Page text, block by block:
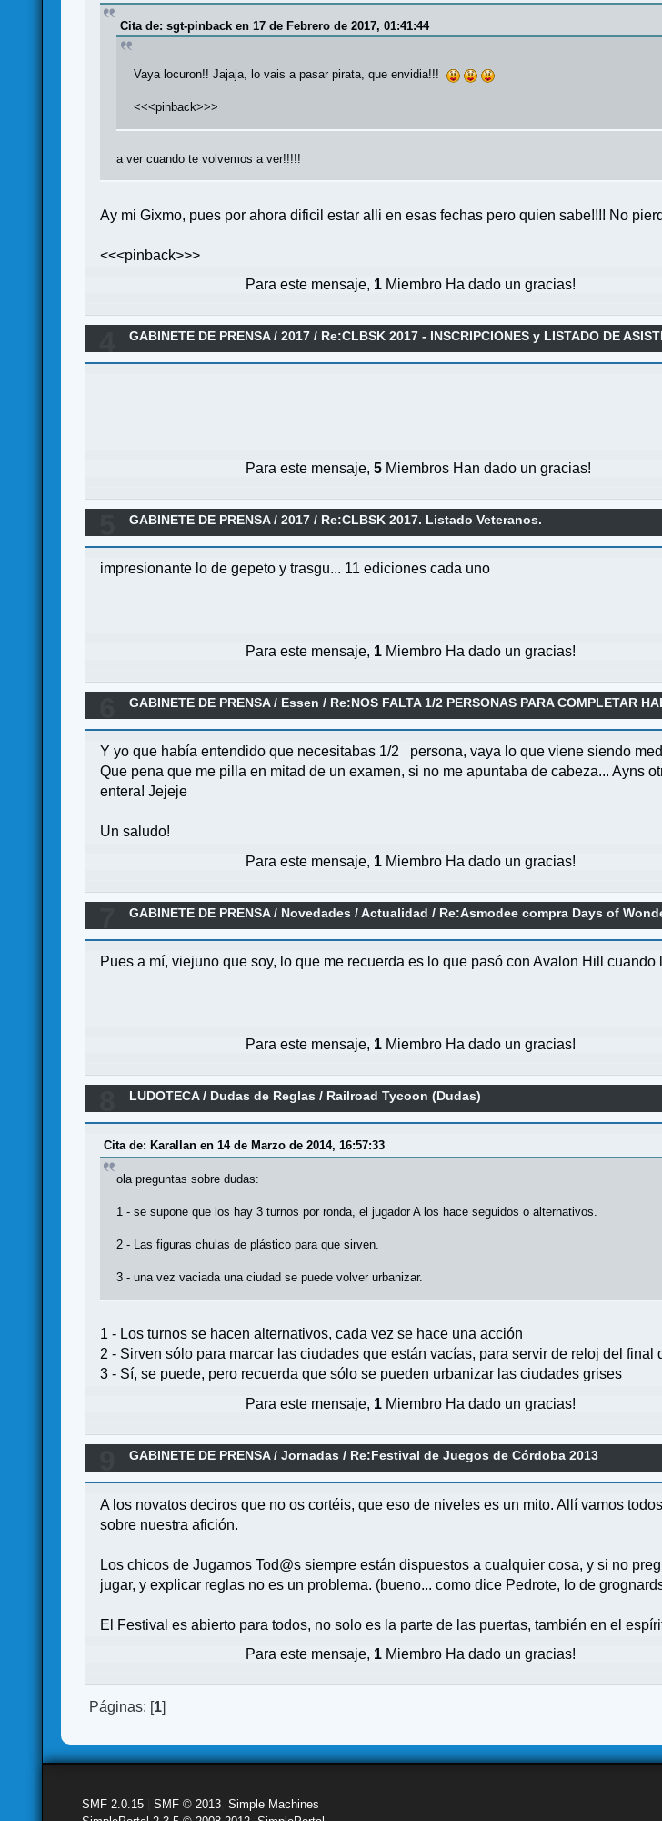
Cita de: sgt-pinback en 17 de Febrero de 2017, 01:41:44
Vaya locuron!! Jajaja, lo vais a pasar pirata, que envidia!!!
<<<pinback>>>
a ver cuando te volvemos a ver!!!!!
Ay mi Gixmo, pues por ahora dificil estar alli en esas fechas pero quien sabe!!!! No
<<<pinback>>>
Para este mensaje, 1 Miembro Ha dado un gracias!
GABINETE DE PRENSA/2017 / Re:CLBSK 2017 - INSCRIPCIONES y LISTADO DE
Para este mensaje,5 Miembros Han dado un gracias!
GABINETE DE PRENSA/2017 / Re:CLBSK 2017. Listado Veteranos.
impresionante lo de gepeto y trasgu... 11 ediciones cada uno
Para este mensaje, 1 Miembro Ha dado un gracias!
GABINETE DE PRENSA/ Essen / Re:NOS FALTA 1/2 PERSONAS PARA COMPLETAR
Y yo que había entendido que necesitabas 1/2 persona, vaya lo que viene siendo
Que pena que me pilla en mitad de un examen, si no me apuntaba de cabeza... Ayns
entera! Jejeje
Un saludo!
Para este mensaje, 1 Miembro Ha dado un gracias!
GABINETE DE PRENSA/ Novedades / Actualidad / Re:Asmodee compra Days of
Pues a mí, viejuno que soy, lo que me recuerda es lo que pasó con Avalon Hill
Para este mensaje, 1 Miembro Ha dado un gracias!
LUDOTECA/ Dudas de Reglas / Railroad Tycoon (Dudas)
Cita de: Karallan en 14 de Marzo de 2014, 16:57:33
ola preguntas sobre dudas:
1 - se supone que los hay 3 turnos por ronda, el jugador A los hace seguidos o alternativos.
2 - Las figuras chulas de plástico para que sirven.
3 - una vez vaciada una ciudad se puede volver urbanizar.
1 - Los turnos se hacen alternativos, cada vez se hace una acción
2 - Sirven sólo para marcar las ciudades que están vacías, para servir de reloj del
3 - Sí, se puede, pero recuerda que sólo se pueden urbanizar las ciudades grises
Para este mensaje, 1 Miembro Ha dado un gracias!
GABINETE DE PRENSA/Jornadas / Re:Festival de Juegos de Córdoba 2013
A los novatos deciros que no os cortéis, que eso de niveles es un mito. Allí vamos
sobre nuestra afición.
Los chicos de Jugamos Tod@s siempre están dispuestos a cualquier cosa, y si no
jugar, y explicar reglas no es un problema. (bueno... como dice Pedrote, lo de
El Festival es abierto para todos, no solo es la parte de las puertas, también en el
Para este mensaje, 1 Miembro Ha dado un gracias!
Páginas: [1]
SMF 2.0.15 |SMF © 2013 ,Simple Machines